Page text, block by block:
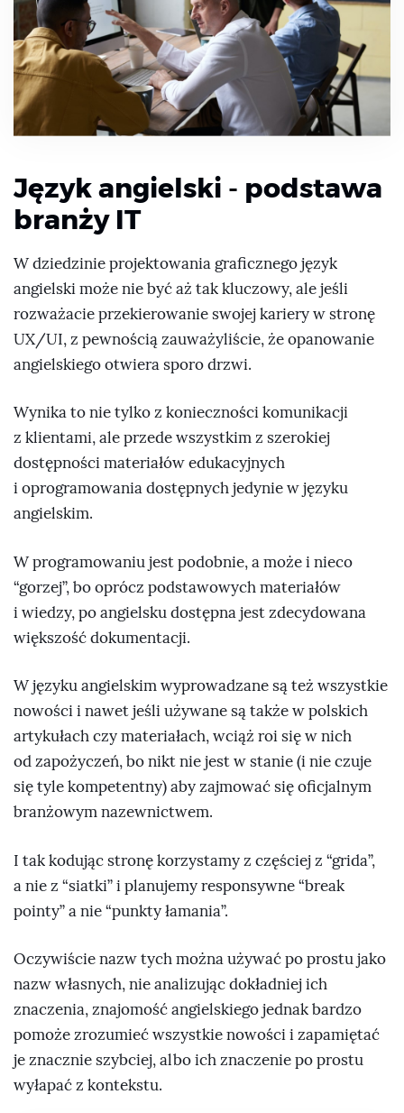
Język angielski - podstawa
branży IT
W dziedzinie projektowania graficznego język
angielski może nie być aż tak kluczowy, ale jeśli
rozważacie przekierowanie swojej kariery w stronę
UX/UI, z pewnością zauważyliście, że opanowanie
angielskiego otwiera sporo drzwi.
Wynika to nie tylko z konieczności komunikacji
z klientami, ale przede wszystkim z szerokiej
dostępności materiałów edukacyjnych
i oprogramowania dostępnych jedynie w języku
angielskim.
W programowaniu jest podobnie, a może i nieco
“gorzej”, bo oprócz podstawowych materiałów
i wiedzy, po angielsku dostępna jest zdecydowana
większość dokumentacji.
W języku angielskim wyprowadzane są też wszystkie
nowości i nawet jeśli używane są także w polskich
artykułach czy materiałach, wciąż roi się w nich
od zapożyczeń, bo nikt nie jest w stanie (i nie czuje
się tyle kompetentny) aby zajmować się oficjalnym
branżowym nazewnictwem.
I tak kodując stronę korzystamy z częściej z “grida”,
a nie z “siatki” i planujemy responsywne “break
pointy” a nie “punkty łamania”.
Oczywiście nazw tych można używać po prostu jako
nazw własnych, nie analizując dokładniej ich
znaczenia, znajomość angielskiego jednak bardzo
pomoże zrozumieć wszystkie nowości i zapamiętać
je znacznie szybciej, albo ich znaczenie po prostu
wyłapać z kontekstu.